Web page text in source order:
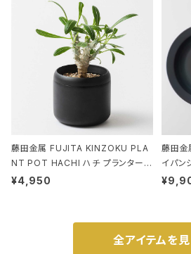
ド.ピーナッツ-0P 3Dグラス
藤田金属 FUJITA KINZOKU PLA
NT POT HACHI ハチ プランターポ
ット 3号 ブラック
¥4,950
藤田
イパン
m ガス
全アイテムを